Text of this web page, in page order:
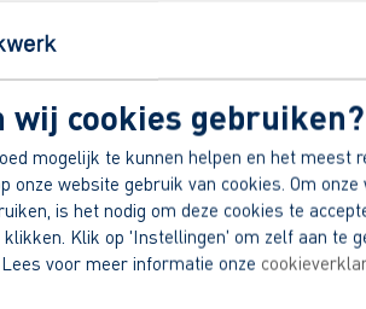
wij cookies gebruiken?
mogelijk te kunnen helpen en het meest
onze website gebruik van cookies. Om
is het nodig om deze cookies te
klikken. Klik op 'Instellingen' om zelf aan te
voor meer informatie onze
van je ervaring en vanaf
je rekening.
voor je regelt.
jouw voordelen!